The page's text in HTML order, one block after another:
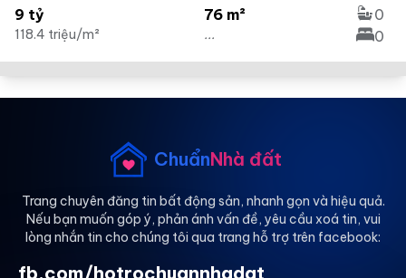
9 tỷ
118.4 triệu/m²
76 m²
...
0
0
ChuẩnNhà đất
Trang chuyên đăng tin bất động sản, nhanh gọn và hiệu quả.
Nếu bạn muốn góp ý, phản ánh vấn đề, yêu cầu xoá tin, vui
lòng nhắn tin cho chúng tôi qua trang hỗ trợ trên facebook:
fb.com/hotrochuannhadat